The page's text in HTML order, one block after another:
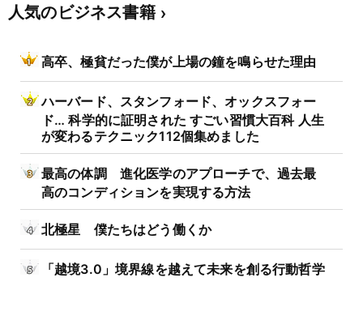
人気のビジネス書籍
高卒、極貧だった僕が上場の鐘を鳴らせた理由
ハーバード、スタンフォード、オックスフォー
ド… 科学的に証明された すごい習慣大百科 人生
が変わるテクニック112個集めました
最高の体調 進化医学のアプローチで、過去最
高のコンディションを実現する方法
北極星 僕たちはどう働くか
「越境3.0」境界線を越えて未来を創る行動哲学